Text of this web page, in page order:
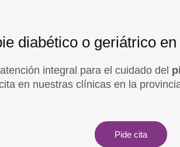
diabético o geriátrico
integral para el cuidado del
en nuestras clínicas en la
Pide cita